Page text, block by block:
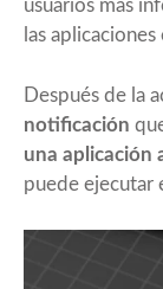
usuarios más
las
Después de la
notificación
una aplicación
puede ejecutar